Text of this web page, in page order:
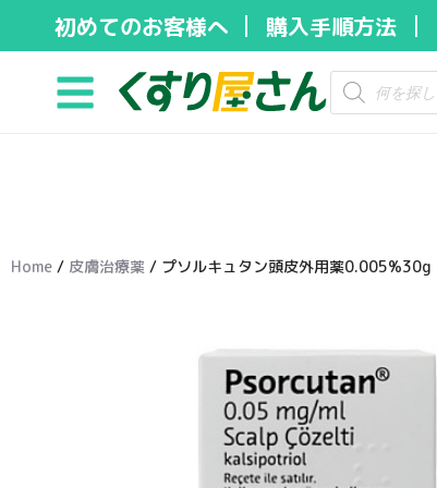
キ
初めてのお客様へ 購入手順方法
Home / 皮膚治療薬 / プソルキュタン頭皮外用薬0.005%30g